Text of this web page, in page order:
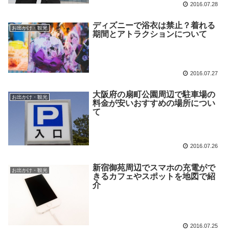
2016.07.28
お出かけ・観光
ディズニーで浴衣は禁止？着れる
期間とアトラクションについて
2016.07.27
お出かけ・観光
大阪府の扇町公園周辺で駐車場の
料金が安いおすすめの場所につい
て
2016.07.26
お出かけ・観光
新宿御苑周辺でスマホの充電がで
きるカフェやスポットを地図で紹
介
2016.07.25